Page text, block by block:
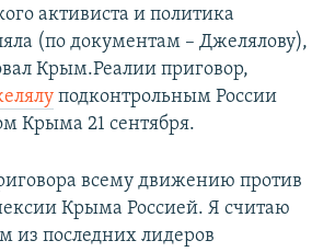
активиста и политика
(по документам – Джелялову),
Крым.Реалии приговор,
подконтрольным России
Крыма 21 сентября.
всему движению против
Крыма Россией. Я считаю
из последних лидеров